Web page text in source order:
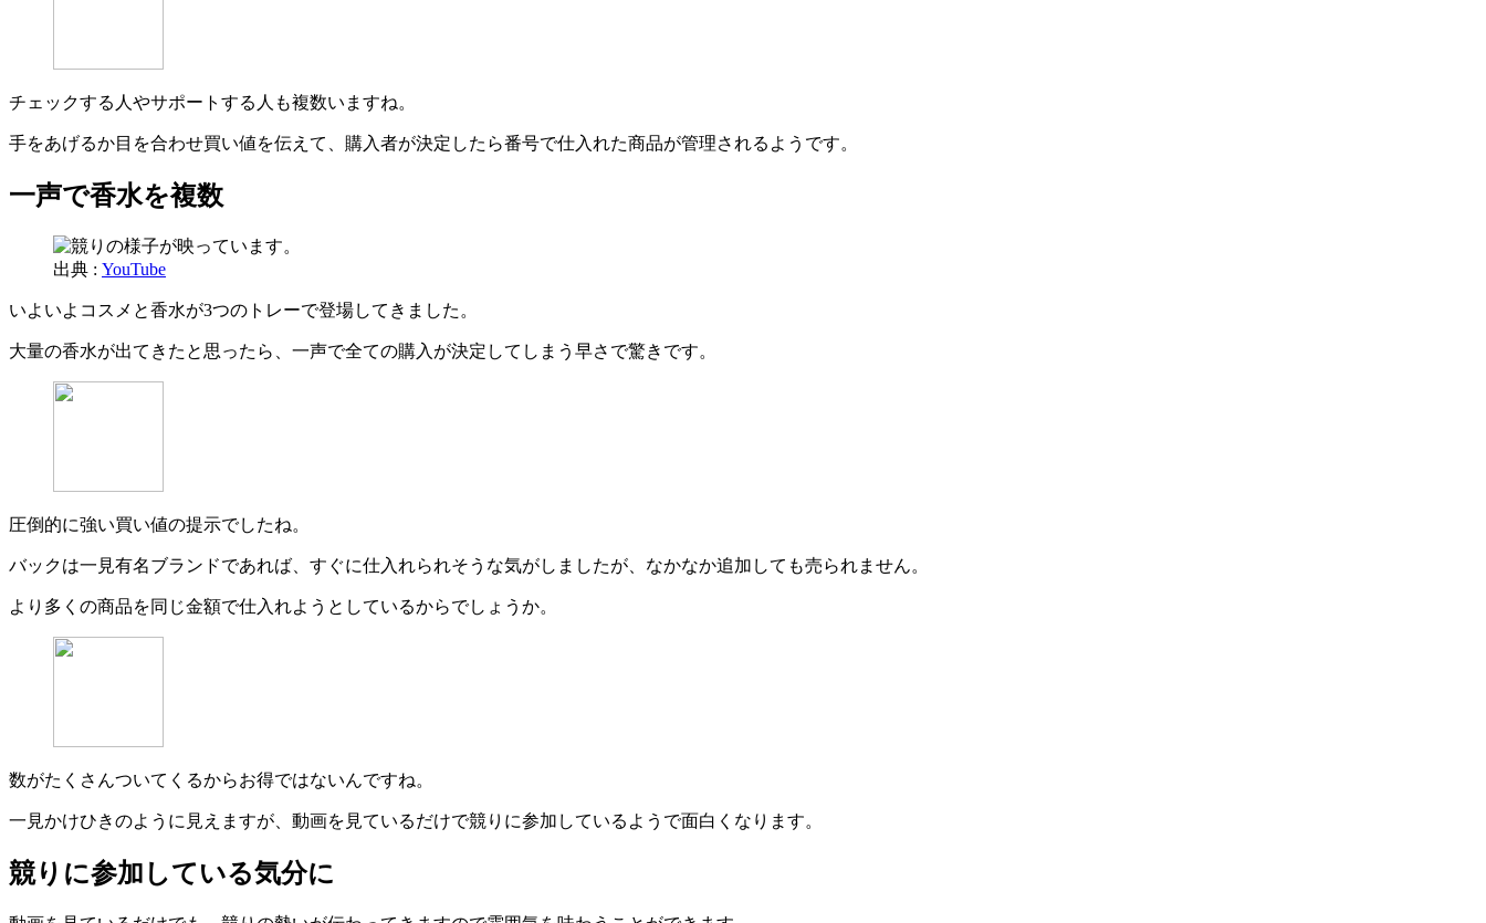
チェックする人やサポートする人も複数いますね。
手をあげるか目を合わせ買い値を伝えて、購入者が決定したら番号で仕入れた商品が管理されるようです。
一声で香水を複数
出典 : YouTube
いよいよコスメと香水が3つのトレーで登場してきました。
大量の香水が出てきたと思ったら、一声で全ての購入が決定してしまう早さで驚きです。
圧倒的に強い買い値の提示でしたね。
バックは一見有名ブランドであれば、すぐに仕入れられそうな気がしましたが、なかなか追加しても売られません。
より多くの商品を同じ金額で仕入れようとしているからでしょうか。
数がたくさんついてくるからお得ではないんですね。
一見かけひきのように見えますが、動画を見ているだけで競りに参加しているようで面白くなります。
競りに参加している気分に